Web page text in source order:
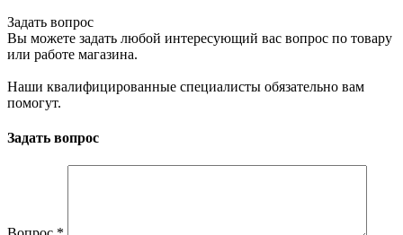
Задать вопрос
Вы можете задать любой интересующий вас вопрос по товару
или работе магазина.
Наши квалифицированные специалисты обязательно вам
помогут.
Задать вопрос